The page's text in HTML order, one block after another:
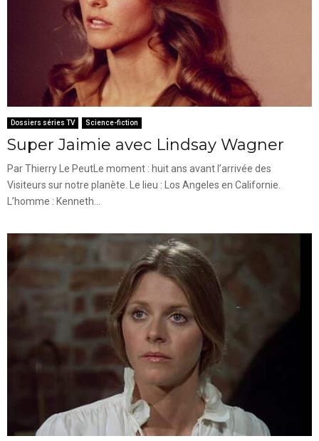
Dossiers séries TV Science-fiction
Super Jaimie avec Lindsay Wagner
Par Thierry Le PeutLe moment : huit ans avant l’arrivée des
Visiteurs sur notre planète. Le lieu : Los Angeles en Californie.
L’homme : Kenneth...